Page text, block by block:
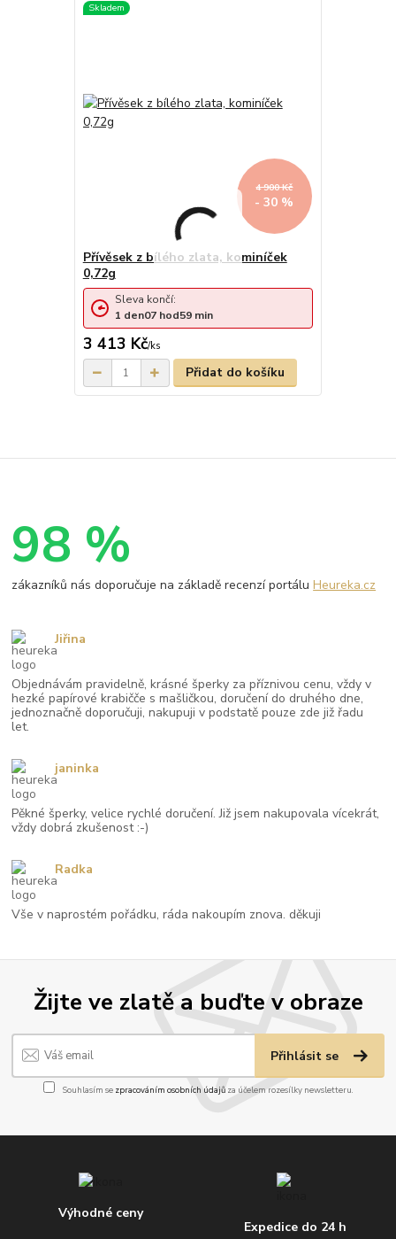
4 900 Kč
- 30 %
Přívěsek z bílého zlata, kominíček
0,72g
3 413 Kč/ks
Sleva končí:
1 den07 hod59 min
Přidat do košíku
Žijte ve zlatě a buďte v obraze
Přihlásit se
Souhlasím se zpracováním osobních údajůza účelem rozesílky newsletteru.
Výhodné ceny
Expedice do 24 h
98 %
zákazníků nás doporučuje na základě recenzí portáluHeureka.cz
Objednávám pravidelně, krásné šperky za příznivou cenu, vždy v
hezké papírové krabičče s mašličkou, doručení do druhého dne,
jednoznačně doporučuji, nakupuji v podstatě pouze zde již řadu
let.
Jiřina
Pěkné šperky, velice rychlé doručení. Již jsem nakupovala vícekrát,
vždy dobrá zkušenost :-)
janinka
Vše v naprostém pořádku, ráda nakoupím znova. děkuji
Radka